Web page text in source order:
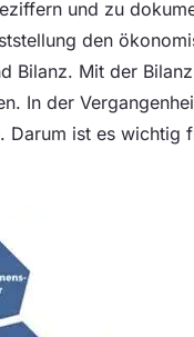
und zu
den
Bilanz. Mit der
In der
ist es wichtig